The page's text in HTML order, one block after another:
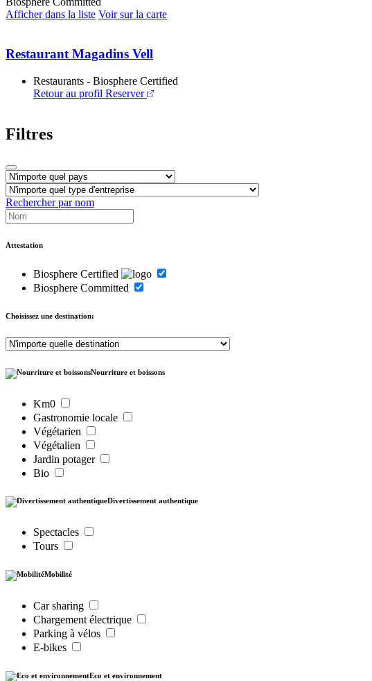
Afficher dans la liste Voir sur la carte
Restaurant Magadins Vell
Restaurants - Biosphere Certified
Retour au profil Reserver
Filtres
Rechercher par nom
Attestation
Biosphere Certified
Biosphere Committed
Choisissez une destination:
Nourriture et boissons
Km0
Gastronomie locale
Végétarien
Végétalien
Jardin potager
Bio
Divertissement authentique
Spectacles
Tours
Mobilité
Car sharing
Chargement électrique
Parking à vélos
E-bikes
Eco et environnement